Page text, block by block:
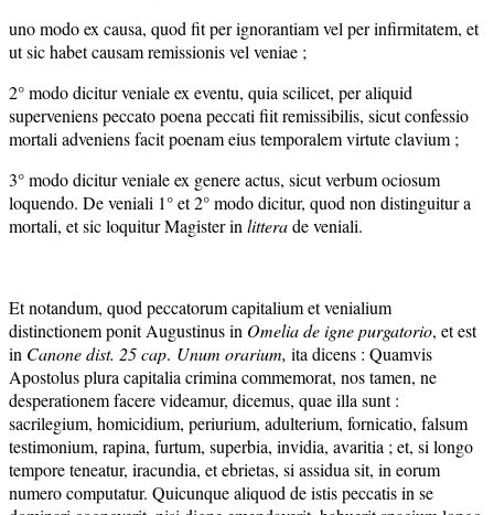
uno modo ex causa, quod fit per ignorantiam vel per infirmitatem, et
ut sic habet causam remissionis vel veniae ;
2° modo dicitur veniale ex eventu, quia scilicet, per aliquid
superveniens peccato poena peccati fiit remissibilis, sicut confessio
mortali adveniens facit poenam eius temporalem virtute clavium ;
3° modo dicitur veniale ex genere actus, sicut verbum ociosum
loquendo. De veniali 1° et 2° modo dicitur, quod non distinguitur a
mortali, et sic loquitur Magister in litterade veniali.
Et notandum, quod peccatorum capitalium et venialium
distinctionem ponit Augustinus in Omelia de igne purgatorio, et est
in Canone dist. 25 cap. Unum orarium, ita dicens : Quamvis
Apostolus plura capitalia crimina commemorat, nos tamen, ne
desperationem facere videamur, dicemus, quae illa sunt :
sacrilegium, homicidium, periurium, adulterium, fornicatio, falsum
testimonium, rapina, furtum, superbia, invidia, avaritia ; et, si longo
tempore teneatur, iracundia, et ebrietas, si assidua sit, in eorum
numero computatur. Quicunque aliquod de istis peccatis in se